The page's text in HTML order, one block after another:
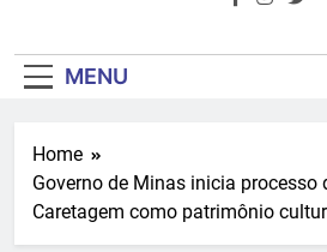
além de
MENU
Home
Governo de Minas inicia processo
Caretagem como patrimônio